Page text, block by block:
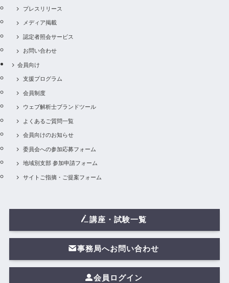
プレスリリース
メディア掲載
認定者照会サービス
お問い合わせ
会員向け
支援プログラム
会員制度
ウェブ解析士ブランドツール
よくあるご質問一覧
会員向けのお知らせ
委員会への参加応募フォーム
地域別支部 参加申請フォーム
サイトご指摘・ご提案フォーム
講座・試験一覧
事務局へお問い合わせ
会員ログイン